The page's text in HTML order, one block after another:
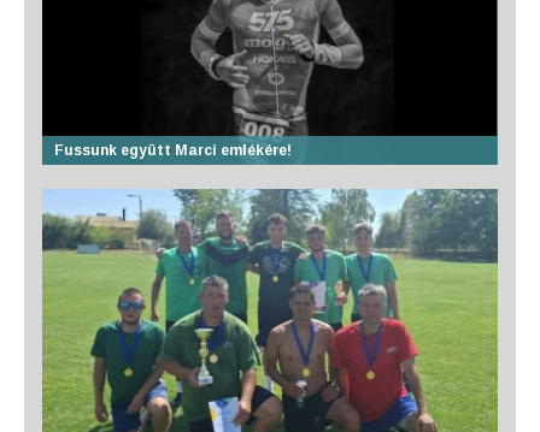
Fussunk együtt Marci emlékére!